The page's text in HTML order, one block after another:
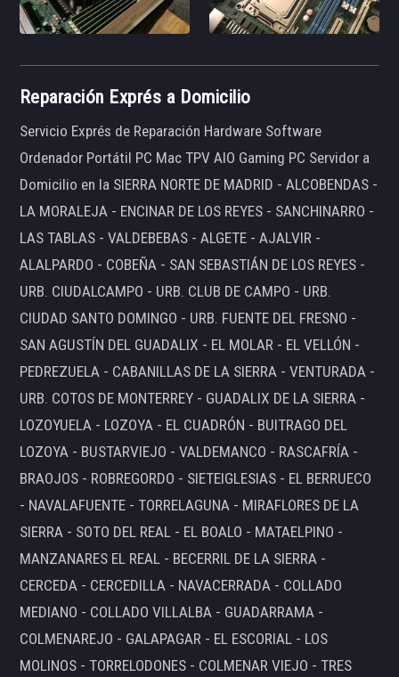
Reparación Exprés a Domicilio
Servicio Exprés de Reparación Hardware Software
Ordenador Portátil PC Mac TPV AIO Gaming PC Servidor a
Domicilio en la SIERRA NORTE DE MADRID - ALCOBENDAS -
LA MORALEJA - ENCINAR DE LOS REYES - SANCHINARRO -
LAS TABLAS - VALDEBEBAS - ALGETE - AJALVIR -
ALALPARDO - COBEÑA - SAN SEBASTIÁN DE LOS REYES -
URB. CIUDALCAMPO - URB. CLUB DE CAMPO - URB.
CIUDAD SANTO DOMINGO - URB. FUENTE DEL FRESNO -
SAN AGUSTÍN DEL GUADALIX - EL MOLAR - EL VELLÓN -
PEDREZUELA - CABANILLAS DE LA SIERRA - VENTURADA -
URB. COTOS DE MONTERREY - GUADALIX DE LA SIERRA -
LOZOYUELA - LOZOYA - EL CUADRÓN - BUITRAGO DEL
LOZOYA - BUSTARVIEJO - VALDEMANCO - RASCAFRÍA -
BRAOJOS - ROBREGORDO - SIETEIGLESIAS - EL BERRUECO
- NAVALAFUENTE - TORRELAGUNA - MIRAFLORES DE LA
SIERRA - SOTO DEL REAL - EL BOALO - MATAELPINO -
MANZANARES EL REAL - BECERRIL DE LA SIERRA -
CERCEDA - CERCEDILLA - NAVACERRADA - COLLADO
MEDIANO - COLLADO VILLALBA - GUADARRAMA -
COLMENAREJO - GALAPAGAR - EL ESCORIAL - LOS
MOLINOS - TORRELODONES - COLMENAR VIEJO - TRES